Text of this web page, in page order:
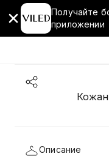
Получайте
приложении
Описание